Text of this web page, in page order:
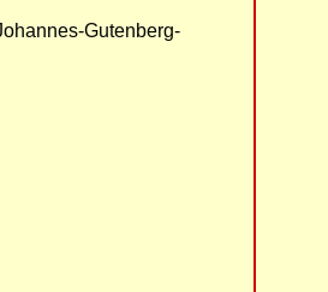
Gutenberg-